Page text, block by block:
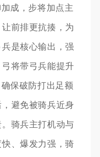
成，步将加点主
前排更抗揍，为
是核心输出，强
将带弓兵能提升
保破防打出足额
避免被骑兵近身
骑兵主打机动与
、爆发力强，骑